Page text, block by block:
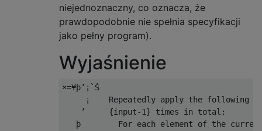
niejednoznaczny, co oznacza, że ​​
prawdopodobnie nie spełnia specyfikacji
jako pełny program).
Wyjaśnienie
×=¥þ’¡`Ṡ
¡    Repeatedly apply the following
    ’     {input-1} times in total:
þ        For each element of the